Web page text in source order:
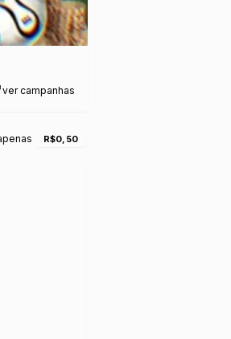
ver campanhas
R$0,50